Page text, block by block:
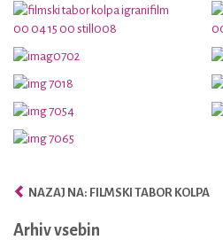
NAZAJ NA: FILMSKI TABOR KOLPA
Arhiv vsebin